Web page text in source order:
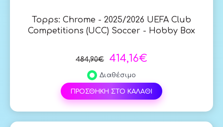
Topps: Chrome - 2025/2026 UEFA Club
Competitions (UCC) Soccer - Hobby Box
484,90€ 414,16€
Διαθέσιμο
ΠΡΟΣΘΗΚΗ ΣΤΟ ΚΑΛΑΘΙ